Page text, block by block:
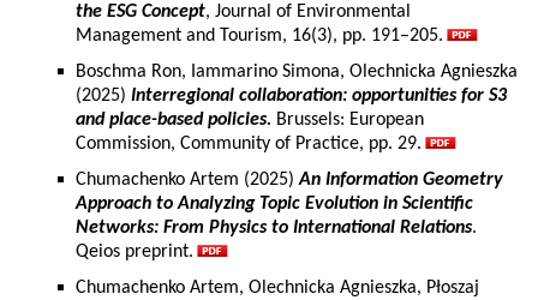
the ESG Concept, Journal of Environmental
Management and Tourism, 16(3), pp. 191–205.
Boschma Ron, Iammarino Simona, Olechnicka Agnieszka
(2025) Interregional collaboration: opportunities for S3
and place-based policies. Brussels: European
Commission, Community of Practice, pp. 29.
Chumachenko Artem (2025)An Information Geometry
Approach to Analyzing Topic Evolution in Scientific
Networks: From Physics to International Relations.
Qeios preprint.
Chumachenko Artem, Olechnicka Agnieszka, Płoszaj